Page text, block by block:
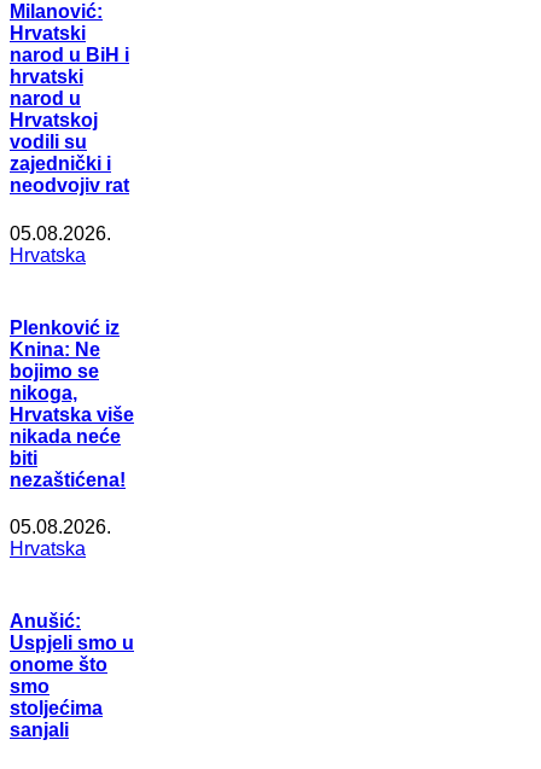
Milanović:
Hrvatski
narod u BiH i
hrvatski
narod u
Hrvatskoj
vodili su
zajednički i
neodvojiv rat
05.08.2026.
Hrvatska
Plenković iz
Knina: Ne
bojimo se
nikoga,
Hrvatska više
nikada neće
biti
nezaštićena!
05.08.2026.
Hrvatska
Anušić:
Uspjeli smo u
onome što
smo
stoljećima
sanjali